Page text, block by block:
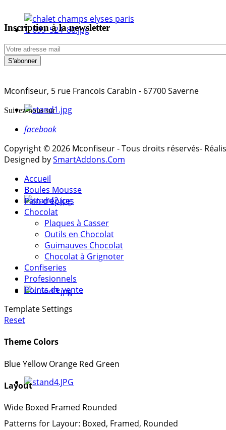
Inscription à la newsletter
Mconfiseur, 5 rue Francois Carabin - 67700 Saverne
Suivez-nous sur
facebook
Copyright © 2026 Mconfiseur - Tous droits réservés-
Designed bySmartAddons.Com
Accueil
Boules Mousse
Pain d'épices
Chocolat
Plaques à Casser
Outils en Chocolat
Guimauves Chocolat
Chocolat à Grignoter
Confiseries
Profesionnels
Points de vente
Template Settings
Reset
Theme Colors
BlueYellow Orange Red Green
Layout
Wide Boxed Framed Rounded
Patterns for Layour: Boxed, Framed, Rounded